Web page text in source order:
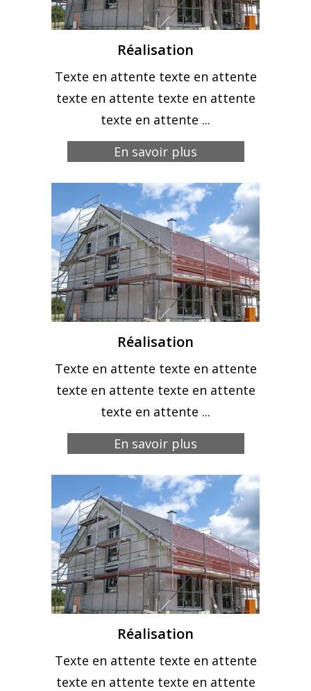
Réalisation
Texte en attente texte en attente
texte en attente texte en attente
texte en attente ...
En savoir plus
Réalisation
Texte en attente texte en attente
texte en attente texte en attente
texte en attente ...
En savoir plus
Réalisation
Texte en attente texte en attente
texte en attente texte en attente